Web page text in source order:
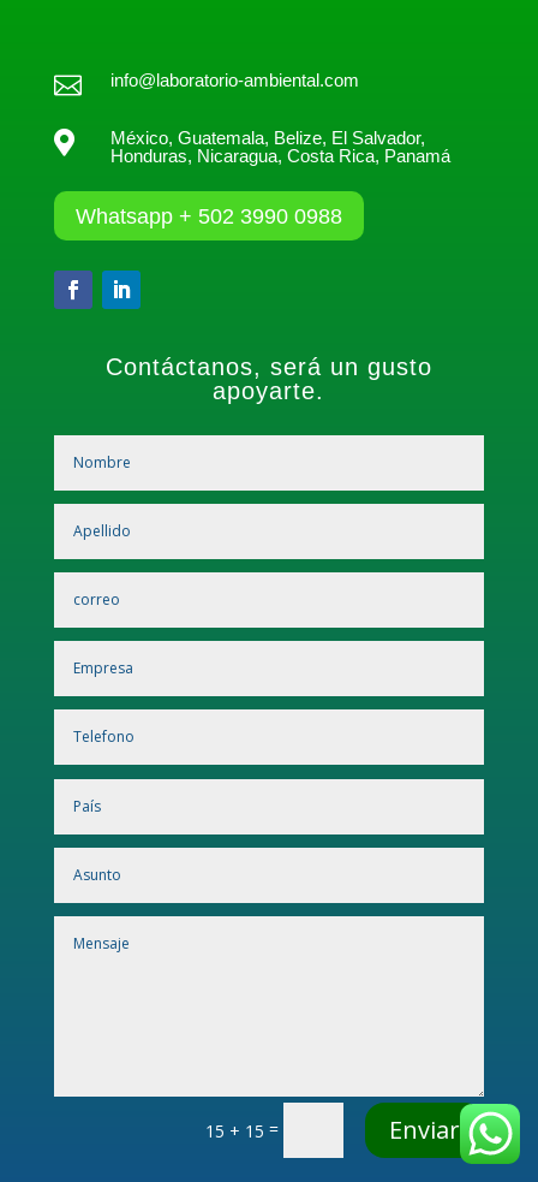
 info@laboratorio-ambiental.com

México, Guatemala, Belize, El Salvador,
Honduras, Nicaragua, Costa Rica, Panamá
Whatsapp + 502 3990 0988
Contáctanos, será un gusto
apoyarte.
15 + 15 = Enviar